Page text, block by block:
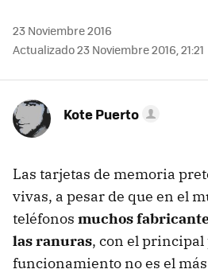
23 Noviembre 2016
Actualizado 23 Noviembre 2016, 21:21
Kote Puerto
Las tarjetas de memoria
vivas, a pesar de que en el
teléfonos muchos
las ranuras, con el principal
funcionamiento no es el